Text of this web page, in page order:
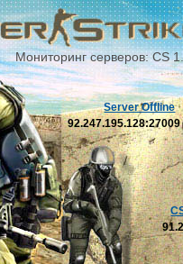
Мониторинг серверов: CS
Server Offline
92.247.195.128:27009